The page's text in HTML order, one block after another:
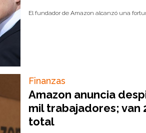
El fundador de Amazon alcanzó una
Finanzas
Amazon anuncia
mil trabajadores; van
total